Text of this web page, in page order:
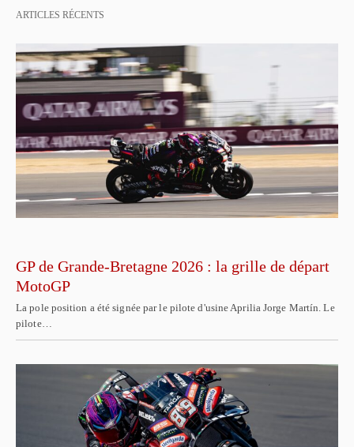
ARTICLES RÉCENTS
GP de Grande-Bretagne 2026 : la grille de départ
MotoGP
La pole position a été signée par le pilote d'usine Aprilia Jorge Martín. Le
pilote…